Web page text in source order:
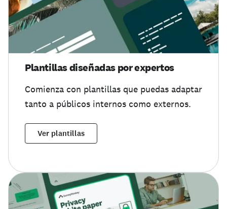
Plantillas diseñadas por expertos
Comienza con plantillas que puedas adaptar
tanto a públicos internos como externos.
Ver plantillas